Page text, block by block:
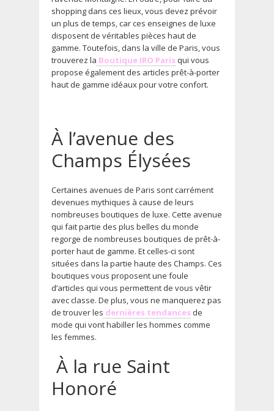
shopping dans ces lieux, vous devez prévoir
un plus de temps, car ces enseignes de luxe
disposent de véritables pièces haut de
gamme. Toutefois, dans la ville de Paris, vous
trouverez la Boutique IRO Parisqui vous
propose également des articles prêt-à-porter
haut de gamme idéaux pour votre confort.
À l’avenue des
Champs Élysées
Certaines avenues de Paris sont carrément
devenues mythiques à cause de leurs
nombreuses boutiques de luxe. Cette avenue
qui fait partie des plus belles du monde
regorge de nombreuses boutiques de prêt-à-
porter haut de gamme. Et celles-ci sont
situées dans la partie haute des Champs. Ces
boutiques vous proposent une foule
d’articles qui vous permettent de vous vêtir
avec classe. De plus, vous ne manquerez pas
de trouver les dernières tendances de
mode qui vont habiller les hommes comme
les femmes.
À la rue Saint
Honoré